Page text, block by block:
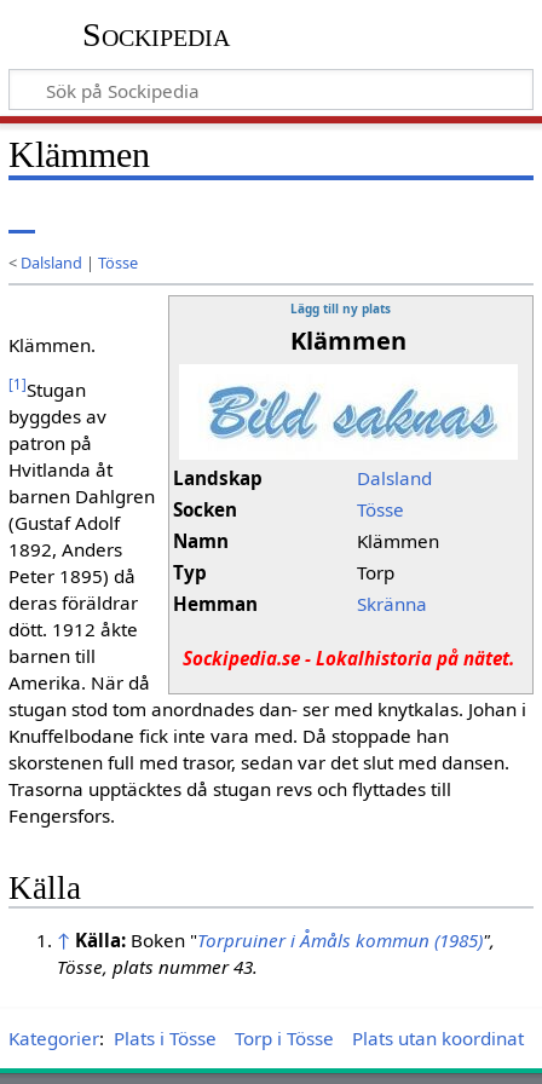
Sockipedia
Klämmen
< Dalsland | Tösse
Lägg till ny plats
Klämmen
Landskap
Dalsland
Socken
Tösse
Namn
Klämmen
Typ
Torp
Hemman
Skränna
Sockipedia.se - Lokalhistoria på nätet.
Klämmen.
[1 ]Stugan
byggdes av
patron på
Hvitlanda åt
barnen Dahlgren
(Gustaf Adolf
1892, Anders
Peter 1895) då
deras föräldrar
dött. 1912 åkte
barnen till
Amerika. När då
stugan stod tom anordnades dan- ser med knytkalas. Johan i
Knuffelbodane fick inte vara med. Då stoppade han
skorstenen full med trasor, sedan var det slut med dansen.
Trasorna upptäcktes då stugan revs och flyttades till
Fengersfors.
Källa
↑ Källa:Boken "Torpruiner i Åmåls kommun (1985)",
Tösse, plats nummer 43.
Kategorier: Plats i Tösse Torp i Tösse Plats utan koordinat